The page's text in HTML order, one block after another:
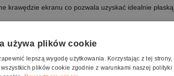
krawędzie ekranu co pozwala uzyskać idealnie
cechy serii Blue Label, na której zostały oparte.
producentów to elementy składające się
używa plików cookie
lepszą wygodę użytkowania. Korzystając z tej strony,
plików cookie zgodnie z warunkami naszej polityki